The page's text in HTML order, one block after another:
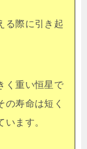
る際に引き起
く重い恒星で
の寿命は短く
ます。